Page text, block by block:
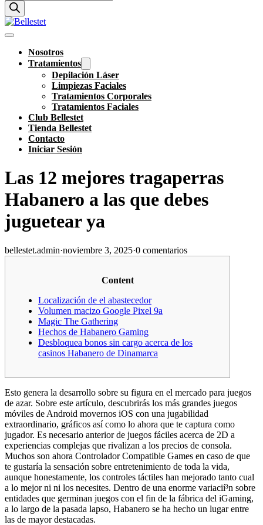
de
productos
Nosotros
Tratamientos
Depilación Láser
Limpiezas Faciales
Tratamientos Corporales
Tratamientos Faciales
Club Bellestet
Tienda Bellestet
Contacto
Iniciar Sesión
Las 12 mejores tragaperras
Habanero a las que debes
juguetear ya
bellestet.admin·noviembre 3, 2025·0 comentarios
Content
Localización de el abastecedor
Volumen macizo Google Pixel 9a
Magic The Gathering
Hechos de Habanero Gaming
Desbloquea bonos sin cargo acerca de los
casinos Habanero de Dinamarca
Esto genera la desarrollo sobre su figura en el mercado para juegos
de azar. Sobre este artículo, descubrirás los más grandes juegos
móviles de Android movernos iOS con una jugabilidad
extraordinario, gráficos así­ como lo ahora que te captura como
jugador. Es necesario anterior de juegos fáciles acerca de 2D a
experiencias complejas que rivalizan a los precios de consola.
Muchos son ahora Controlador Compatible Games en caso de que
te gustaría la sensación sobre entretenimiento de toda la vida,
aunque honestamente, los controles táctiles han mejorado tanto cual
a lo mejor ni ni los necesites. Dentro de una enorme variacií³n sobre
entidades que germinan juegos con el fin de la fábrica del iGaming,
a lo largo de la pasada lapso, Habanero se ha hecho un lugar entre
las de mayor destacadas.